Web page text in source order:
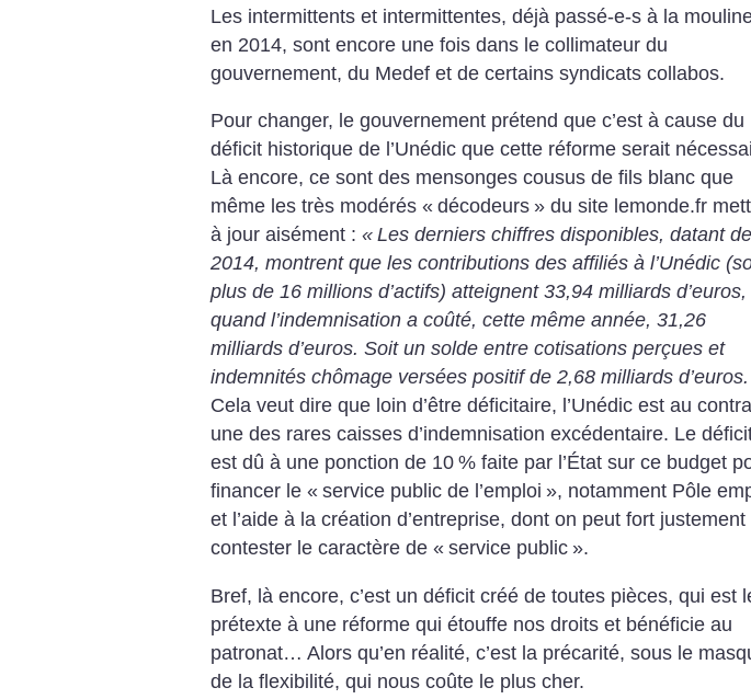
Les intermittents et intermittentes, déjà passé-e-s à la
en 2014, sont encore une fois dans le collimateur du
gouvernement, du Medef et de certains syndicats collabos.
Pour changer, le gouvernement prétend que c’est à cause du
déficit historique de l’Unédic que cette réforme serait
Là encore, ce sont des mensonges cousus de fils blanc que
même les très modérés « décodeurs » du site lemonde.fr
à jour aisément : « Les derniers chiffres disponibles, datant de
2014, montrent que les contributions des affiliés à l’Unédic
plus de 16 millions d’actifs) atteignent 33,94 milliards d’euros,
quand l’indemnisation a coûté, cette même année, 31,26
milliards d’euros. Soit un solde entre cotisations perçues et
indemnités chômage versées positif de 2,68 milliards d’euros.
Cela veut dire que loin d’être déficitaire, l’Unédic est au
une des rares caisses d’indemnisation excédentaire. Le
est dû à une ponction de 10 % faite par l’État sur ce budget
financer le « service public de l’emploi », notamment Pôle
et l’aide à la création d’entreprise, dont on peut fort justement
contester le caractère de « service public ».
Bref, là encore, c’est un déficit créé de toutes pièces, qui est
prétexte à une réforme qui étouffe nos droits et bénéficie au
patronat… Alors qu’en réalité, c’est la précarité, sous le
de la flexibilité, qui nous coûte le plus cher.